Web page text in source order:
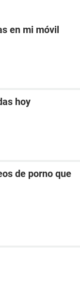
en mi móvil
hoy
de porno que